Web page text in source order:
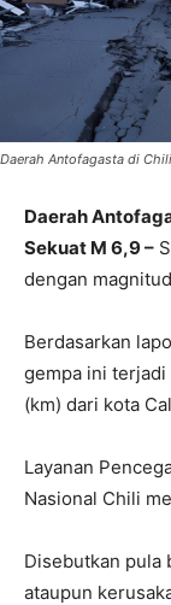
Daerah Antofagasta di
Daerah
Sekuat M 6,9 –
dengan
Berdasarkan
gempa ini
(km) dari kota
Layanan
Nasional Chili
Disebutkan pula
ataupun